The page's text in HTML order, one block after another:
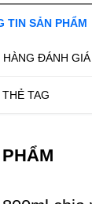
TIN SẢN PHẨM
HÀNG ĐÁNH GIÁ
THẺ TAG